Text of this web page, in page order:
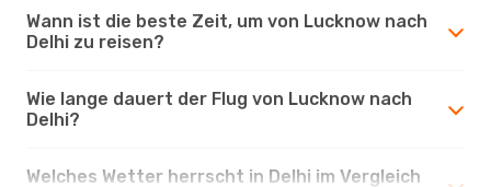
Wann ist die beste Zeit, um von Lucknow nach
Delhi zu reisen?
Wie lange dauert der Flug von Lucknow nach
Delhi?
Welches Wetter herrscht in Delhi im Vergleich